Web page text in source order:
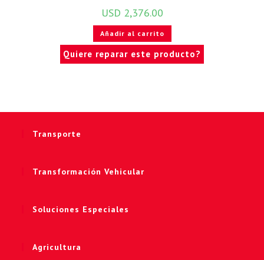
USD 2,376.00
Añadir al carrito
Quiere reparar este producto?
Transporte
Transformación Vehicular
Soluciones Especiales
Agricultura